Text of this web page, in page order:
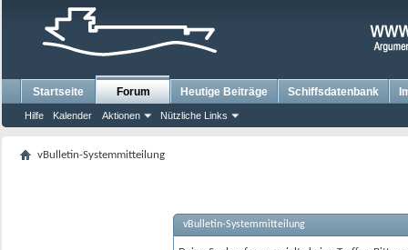
Startseite Forum
Hilfe Kalender Aktionen Nützliche Links
Heutige Beiträge Schiffsdatenbank
vBulletin-Systemmitteilung
vBulletin-Systemmitteilung